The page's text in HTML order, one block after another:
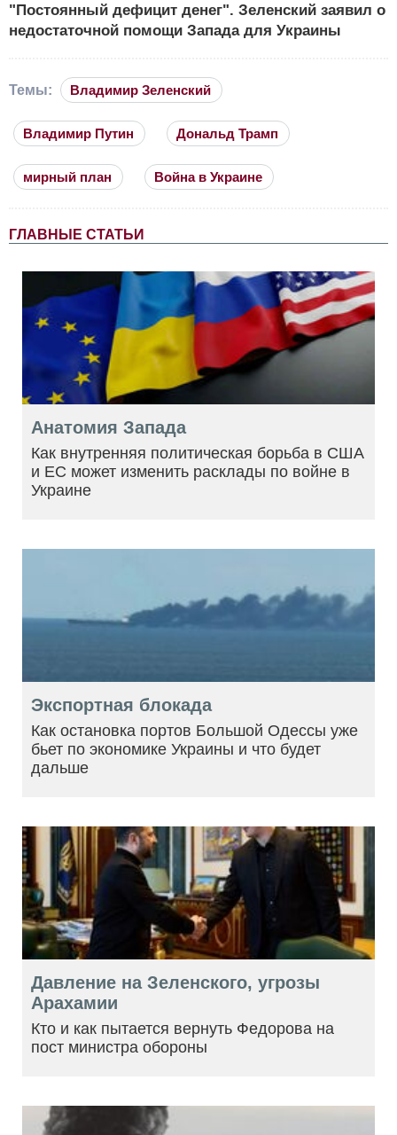
"Постоянный дефицит денег". Зеленский заявил о
недостаточной помощи Запада для Украины
Темы: Владимир Зеленский
Владимир Путин Дональд Трамп
мирный план Война в Украине
ГЛАВНЫЕ СТАТЬИ
Анатомия Запада
Как внутренняя политическая борьба в США
и ЕС может изменить расклады по войне в
Украине
Экспортная блокада
Как остановка портов Большой Одессы уже
бьет по экономике Украины и что будет
дальше
Давление на Зеленского, угрозы
Арахамии
Кто и как пытается вернуть Федорова на
пост министра обороны